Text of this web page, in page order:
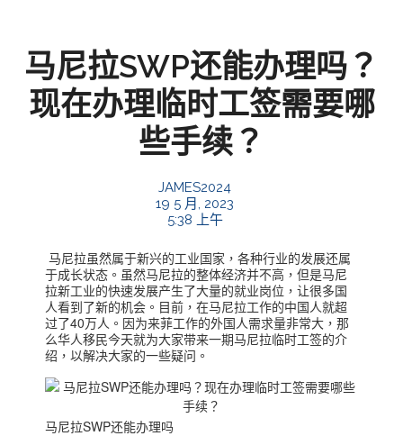
马尼拉SWP还能办理吗？
现在办理临时工签需要哪
些手续？
JAMES2024
19 5 月, 2023
5:38 上午
马尼拉虽然属于新兴的工业国家，各种行业的发展还属
于成长状态。虽然马尼拉的整体经济并不高，但是马尼
拉新工业的快速发展产生了大量的就业岗位，让很多国
人看到了新的机会。目前，在马尼拉工作的中国人就超
过了40万人。因为来菲工作的外国人需求量非常大，那
么华人移民今天就为大家带来一期马尼拉临时工签的介
绍，以解决大家的一些疑问。
马尼拉SWP还能办理吗